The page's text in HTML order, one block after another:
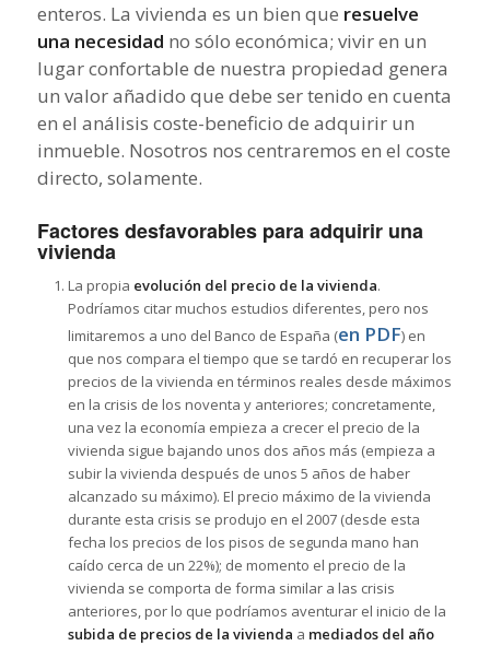
enteros. La vivienda es un bien que resuelve
una necesidad no sólo económica; vivir en un
lugar confortable de nuestra propiedad genera
un valor añadido que debe ser tenido en cuenta
en el análisis coste-beneficio de adquirir un
inmueble. Nosotros nos centraremos en el coste
directo, solamente.
Factores desfavorables para adquirir una
vivienda
La propia evolución del precio de la vivienda.
Podríamos citar muchos estudios diferentes, pero nos
limitaremos a uno del Banco de España (en PDF) en
que nos compara el tiempo que se tardó en recuperar los
precios de la vivienda en términos reales desde máximos
en la crisis de los noventa y anteriores; concretamente,
una vez la economía empieza a crecer el precio de la
vivienda sigue bajando unos dos años más (empieza a
subir la vivienda después de unos 5 años de haber
alcanzado su máximo). El precio máximo de la vivienda
durante esta crisis se produjo en el 2007 (desde esta
fecha los precios de los pisos de segunda mano han
caído cerca de un 22%); de momento el precio de la
vivienda se comporta de forma similar a las crisis
anteriores, por lo que podríamos aventurar el inicio de la
subida de precios de la vivienda a mediados del año